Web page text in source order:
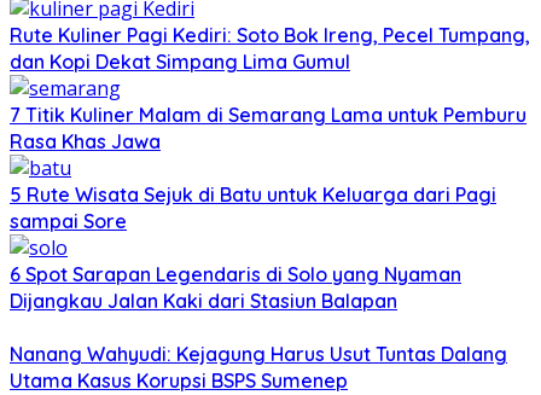
Rute Kuliner Pagi Kediri: Soto Bok Ireng, Pecel Tumpang,
dan Kopi Dekat Simpang Lima Gumul
7 Titik Kuliner Malam di Semarang Lama untuk Pemburu
Rasa Khas Jawa
5 Rute Wisata Sejuk di Batu untuk Keluarga dari Pagi
sampai Sore
6 Spot Sarapan Legendaris di Solo yang Nyaman
Dijangkau Jalan Kaki dari Stasiun Balapan
Nanang Wahyudi: Kejagung Harus Usut Tuntas Dalang
Utama Kasus Korupsi BSPS Sumenep